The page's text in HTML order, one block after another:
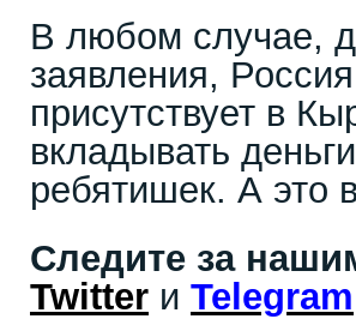
В любом случае,
заявления,
присутствует в
вкладывать
ребятишек. А это
Следите за
Twitter и Telegram